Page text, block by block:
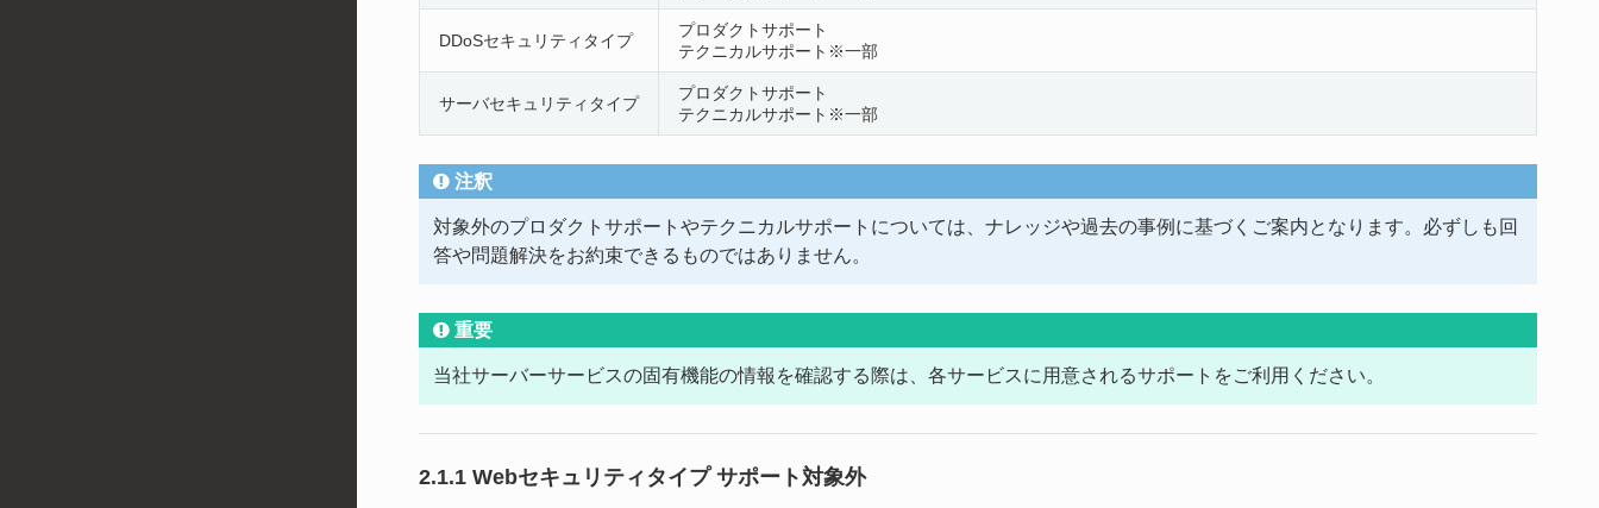
DDoSセキュリティタイプ
プロダクトサポート
テクニカルサポート※一部
サーバセキュリティタイプ
プロダクトサポート
テクニカルサポート※一部
注釈
対象外のプロダクトサポートやテクニカルサポートについては、ナレッジや過去の事例に基づくご案内となります。必ずしも回
答や問題解決をお約束できるものではありません。
重要
当社サーバーサービスの固有機能の情報を確認する際は、各サービスに用意されるサポートをご利用ください。
2.1.1 Webセキュリティタイプ サポート対象外